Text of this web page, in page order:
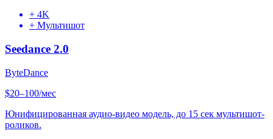
+ 4K
+ Мультишот
Seedance 2.0
ByteDance
$20–100/мес
Юнифицированная аудио-видео модель, до 15 сек мультишот-
роликов.